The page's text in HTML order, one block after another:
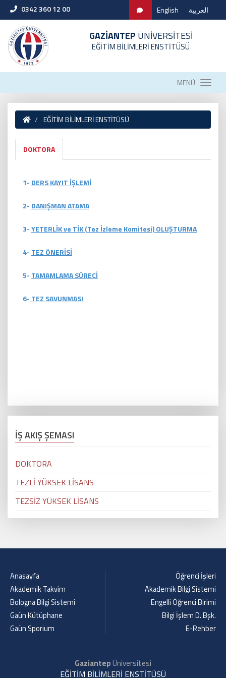
0342 360 12 00 English العربية
GAZİANTEP ÜNİVERSİTESİ
EĞİTİM BİLİMLERİ ENSTİTÜSÜ
MENÜ
EĞİTİM BİLİMLERİ ENSTİTÜSÜ
DOKTORA
1- DERS KAYIT İŞLEMİ
2- DANIŞMAN ATAMA
3-YETERLİK ve TİK (Tez İzleme Komitesi) OLUŞTURMA
4- TEZ ÖNERİSİ
5- TAMAMLAMA SÜRECİ
6- TEZ SAVUNMASI
İŞ AKIŞ ŞEMASI
DOKTORA
TEZLİ YÜKSEK LİSANS
TEZSİZ YÜKSEK LİSANS
Anasayfa
Akademik Takvim
Bologna Bilgi Sistemi
Gaün Kütüphane
Gaün Sporium
Öğrenci İşleri
Akademik Bilgi Sistemi
Engelli Öğrenci Birimi
Bilgi İşlem D. Bşk.
E-Rehber
GaziantepÜniversitesi
EĞİTİM BİLİMLERİ ENSTİTÜSÜ